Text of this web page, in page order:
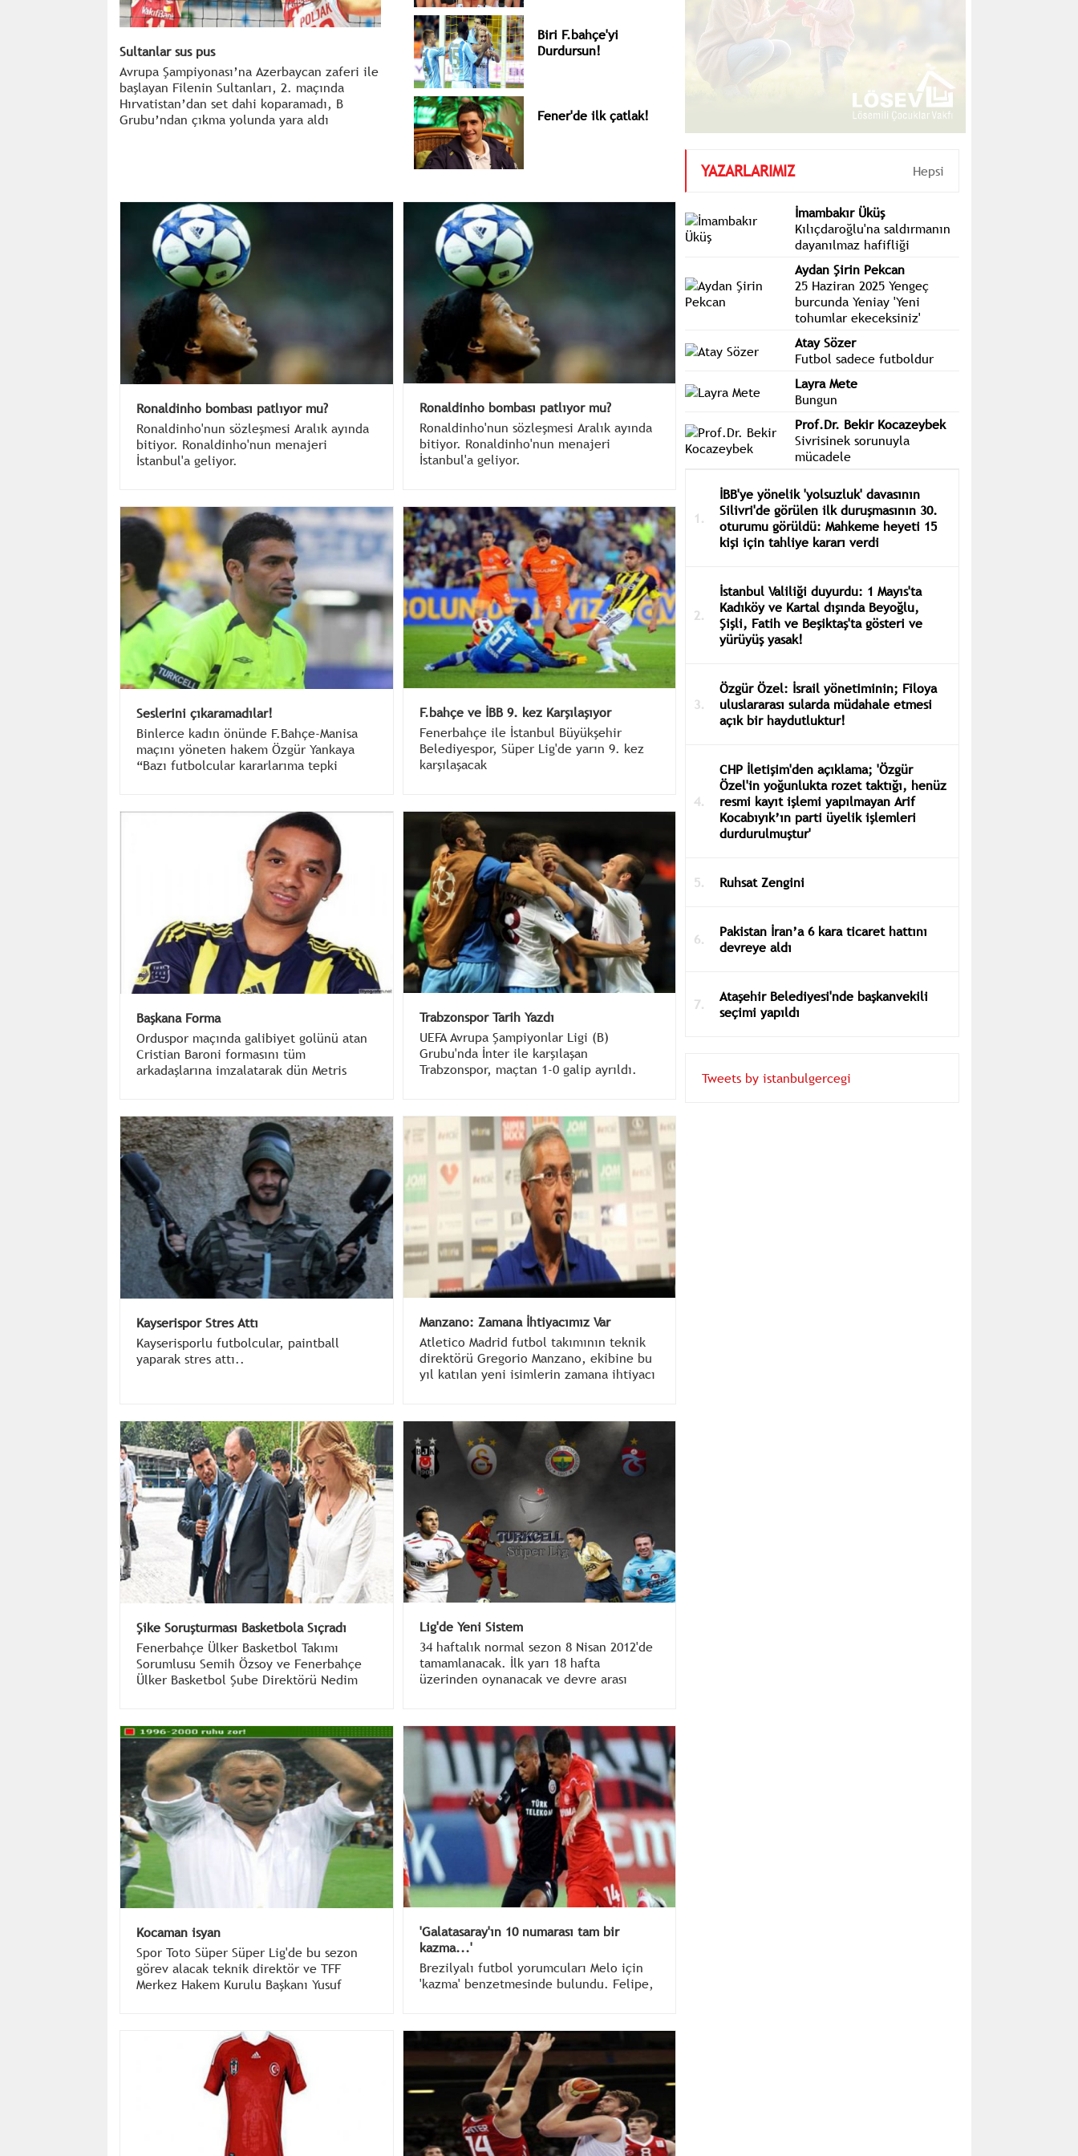
Sultanlar sus pus
Avrupa Şampiyonası’na Azerbaycan zaferi ile
başlayan Filenin Sultanları, 2. maçında
Hırvatistan’dan set dahi koparamadı, B
Grubu’ndan çıkma yolunda yara aldı
Biri F.bahçe'yi
Durdursun!
Fener'de ilk çatlak!
Ronaldinho bombası patlıyor mu?
Ronaldinho'nun sözleşmesi Aralık ayında
bitiyor. Ronaldinho'nun menajeri
İstanbul'a geliyor.
Ronaldinho bombası patlıyor mu?
Ronaldinho'nun sözleşmesi Aralık ayında
bitiyor. Ronaldinho'nun menajeri
İstanbul'a geliyor.
Seslerini çıkaramadılar!
Binlerce kadın önünde F.Bahçe-Manisa
maçını yöneten hakem Özgür Yankaya
“Bazı futbolcular kararlarıma tepki
F.bahçe ve İBB 9. kez Karşılaşıyor
Fenerbahçe ile İstanbul Büyükşehir
Belediyespor, Süper Lig'de yarın 9. kez
karşılaşacak
Başkana Forma
Orduspor maçında galibiyet golünü atan
Cristian Baroni formasını tüm
arkadaşlarına imzalatarak dün Metris
Trabzonspor Tarih Yazdı
UEFA Avrupa Şampiyonlar Ligi (B)
Grubu'nda İnter ile karşılaşan
Trabzonspor, maçtan 1-0 galip ayrıldı.
Kayserispor Stres Attı
Kayserisporlu futbolcular, paintball
yaparak stres attı..
Manzano: Zamana İhtiyacımız Var
Atletico Madrid futbol takımının teknik
direktörü Gregorio Manzano, ekibine bu
yıl katılan yeni isimlerin zamana ihtiyacı
Şike Soruşturması Basketbola Sıçradı
Fenerbahçe Ülker Basketbol Takımı
Sorumlusu Semih Özsoy ve Fenerbahçe
Ülker Basketbol Şube Direktörü Nedim
Lig'de Yeni Sistem
34 haftalık normal sezon 8 Nisan 2012'de
tamamlanacak. İlk yarı 18 hafta
üzerinden oynanacak ve devre arası
Kocaman isyan
Spor Toto Süper Süper Lig'de bu sezon
görev alacak teknik direktör ve TFF
Merkez Hakem Kurulu Başkanı Yusuf
bir araya gelerek görüşlerini açıkladılar.
'Galatasaray'ın 10 numarası tam bir
kazma...'
Brezilyalı futbol yorumcuları Melo için
'kazma' benzetmesinde bulundu. Felipe,
İmambakır Üküş
Kılıçdaroğlu'na saldırmanın
dayanılmaz hafifliği
Aydan Şirin Pekcan
25 Haziran 2025 Yengeç
burcunda Yeniay 'Yeni
tohumlar ekeceksiniz'
Atay Sözer
Futbol sadece futboldur
Layra Mete
Bungun
Prof.Dr. Bekir Kocazeybek
Sivrisinek sorunuyla
İBB'ye yönelik 'yolsuzluk' davasının
Silivri'de görülen ilk duruşmasının 30.
oturumu görüldü: Mahkeme heyeti 15
İstanbul Valiliği duyurdu: 1 Mayıs'ta
Kadıköy ve Kartal dışında Beyoğlu,
Şişli, Fatih ve Beşiktaş'ta gösteri ve
Özgür Özel: İsrail yönetiminin; Filoya
uluslararası sularda müdahale etmesi
CHP İletişim'den açıklama; 'Özgür
Özel'in yoğunlukta rozet taktığı, henüz
resmi kayıt işlemi yapılmayan Arif
Kocabıyık’ın parti üyelik işlemleri
Pakistan İran’a 6 kara ticaret hattını
Ataşehir Belediyesi'nde başkanvekili